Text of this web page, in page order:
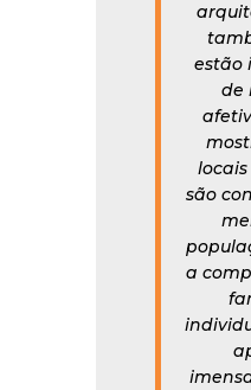
estão
de
são
a